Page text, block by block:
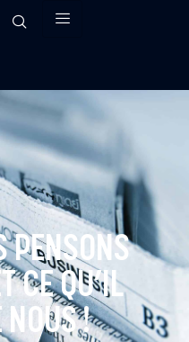
PENSONS
CE QU’IL
NOUS !